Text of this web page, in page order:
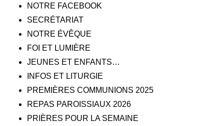
NOTRE FACEBOOK
SECRÉTARIAT
NOTRE ÉVÊQUE
FOI ET LUMIÈRE
JEUNES ET ENFANTS…
INFOS ET LITURGIE
PREMIÈRES COMMUNIONS 2025
REPAS PAROISSIAUX 2026
PRIÈRES POUR LA SEMAINE